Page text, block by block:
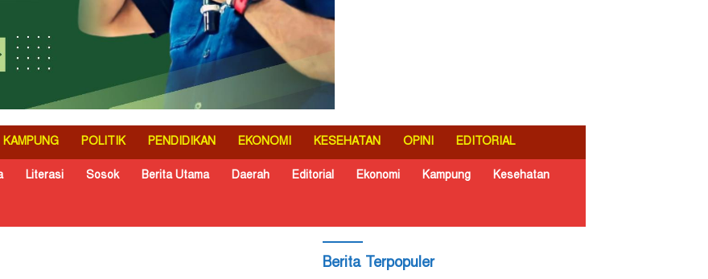
KAMPUNG POLITIK PENDIDIKAN EKONOMI KESEHATAN OPINI EDITORIAL
Literasi Sosok Berita Utama Daerah Editorial Ekonomi Kampung Kesehatan
Berita Terpopuler